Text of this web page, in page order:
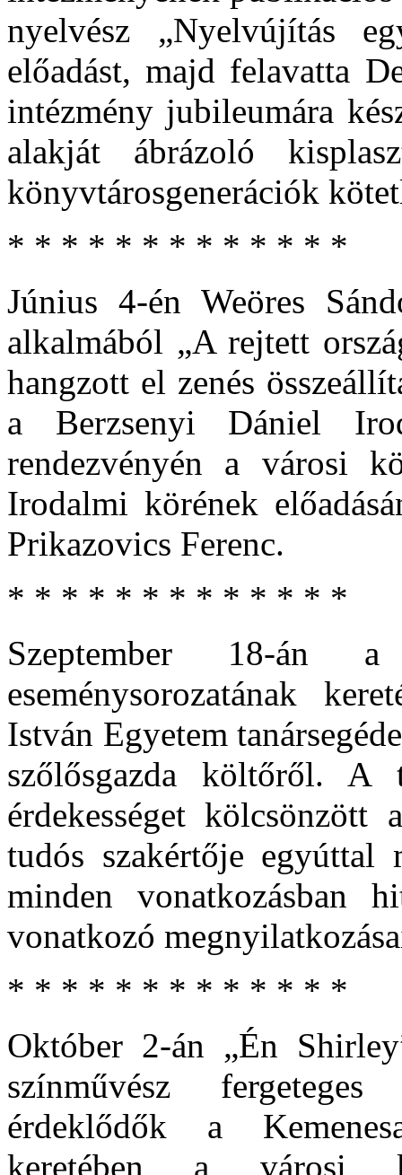
nyelvész „Nyelvújítás
előadást, majd felavatta
intézmény jubileumára
alakját ábrázoló
könyvtárosgenerációk
* * * * * * * * * * * * *
Június 4-én Weöres
alkalmából „A rejtett
hangzott el zenés
a Berzsenyi Dániel
rendezvényén a városi
Irodalmi körének
Prikazovics Ferenc.
* * * * * * * * * * * * *
Szeptember 18-án
eseménysorozatának
István Egyetem
szőlősgazda költőről. A
érdekességet kölcsönzött
tudós szakértője
minden vonatkozásban
vonatkozó
* * * * * * * * * * * * *
Október 2-án „Én
színművész
érdeklődők a
keretében a városi